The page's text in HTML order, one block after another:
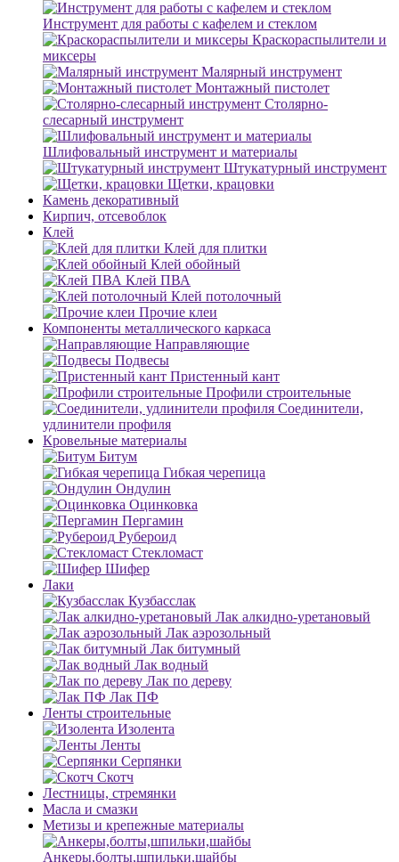
Инструмент для работы с кафелем и стеклом
Краскораспылители и
миксеры
Малярный инструмент
Монтажный пистолет
Столярно-
слесарный инструмент
Шлифовальный инструмент и материалы
Штукатурный инструмент
Щетки, крацовки
Камень декоративный
Кирпич, отсевоблок
Клей
Клей для плитки
Клей обойный
Клей ПВА
Клей потолочный
Прочие клеи
Компоненты металлического каркаса
Направляющие
Подвесы
Пристенный кант
Профили строительные
Соединители,
удлинители профиля
Кровельные материалы
Битум
Гибкая черепица
Ондулин
Оцинковка
Пергамин
Рубероид
Стекломаст
Шифер
Лаки
Кузбасслак
Лак алкидно-уретановый
Лак аэрозольный
Лак битумный
Лак водный
Лак по дереву
Лак ПФ
Ленты строительные
Изолента
Ленты
Серпянки
Скотч
Лестницы, стремянки
Масла и смазки
Метизы и крепежные материалы
Анкеры,болты,шпильки,шайбы